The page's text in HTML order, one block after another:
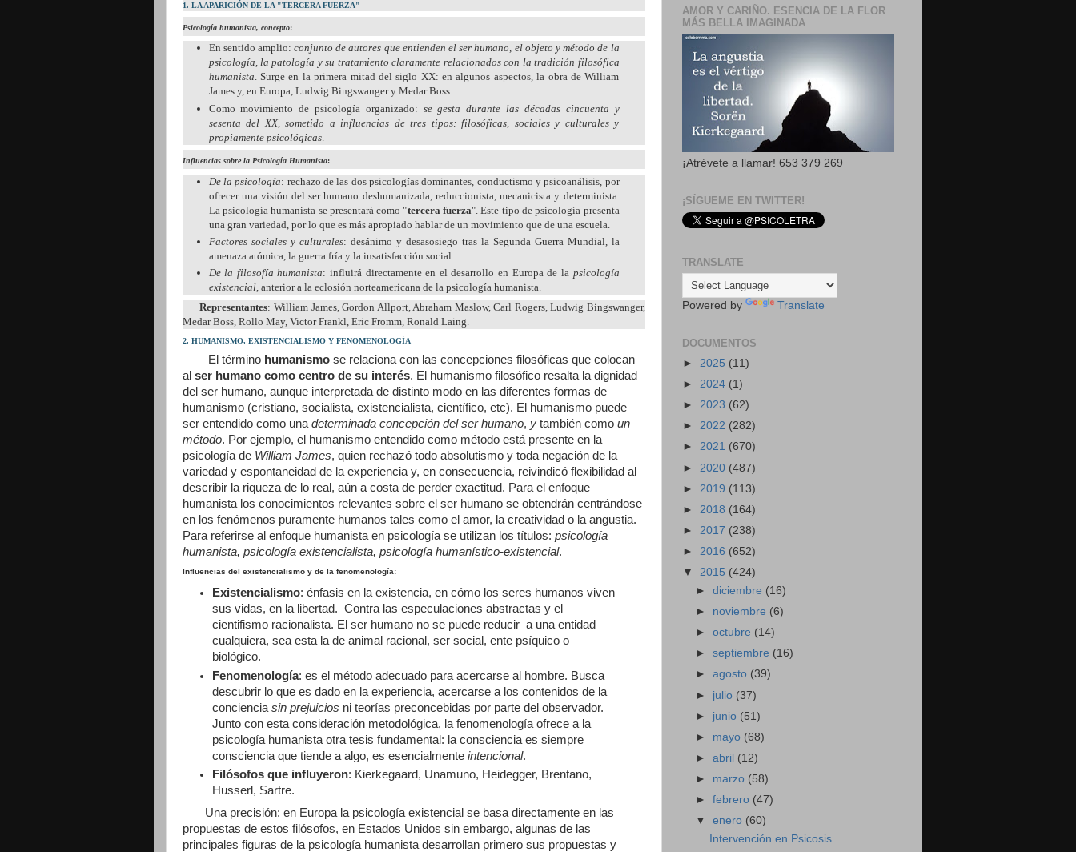
1. LA APARICIÓN DE LA "TERCERA FUERZA"
Psicología humanista, concepto:
En sentido amplio:conjunto de autores que entienden el ser humano, el objeto y método de la
psicología, la patología y su tratamiento claramente relacionados con la tradición filosófica
humanista. Surge en la primera mitad del siglo XX: en algunos aspectos, la obra de William
James y, en Europa, Ludwig Bingswanger y Medar Boss.
Como movimiento de psicología organizado: se gesta durante las décadas cincuenta y
sesenta del XX, sometido a influencias de tres tipos: filosóficas, sociales y culturales y
propiamente psicológicas.
Influencias sobre la Psicología Humanista:
De la psicología: rechazo de las dos psicologías dominantes, conductismo y psicoanálisis, por
ofrecer una visión del ser humano deshumanizada, reduccionista, mecanicista y determinista.
La psicología humanista se presentará como "tercera fuerza". Este tipo de psicología presenta
una gran variedad, por lo que es más apropiado hablar de un movimiento que de una escuela.
Factores sociales y culturales: desánimo y desasosiego tras la Segunda Guerra Mundial, la
amenaza atómica, la guerra fría y la insatisfacción social.
De la filosofía humanista: influirá directamente en el desarrollo en Europa de la psicología
existencial, anterior a la eclosión norteamericana de la psicología humanista.
Representantes: William James, Gordon Allport, Abraham Maslow, Carl Rogers, Ludwig Bingswanger,
Medar Boss, Rollo May, Victor Frankl, Eric Fromm, Ronald Laing.
2. HUMANISMO, EXISTENCIALISMO Y FENOMENOLOGÍA
El término humanismo se relaciona con las concepciones filosóficas que colocan
al ser humano como centro de su interés. El humanismo filosófico resalta la dignidad
del ser humano, aunque interpretada de distinto modo en las diferentes formas de
humanismo (cristiano, socialista, existencialista, científico, etc). El humanismo puede
ser entendido como una determinada concepción del ser humano, y también como un
método. Por ejemplo, el humanismo entendido como método está presente en la
psicología de William James, quien rechazó todo absolutismo y toda negación de la
variedad y espontaneidad de la experiencia y, en consecuencia, reivindicó flexibilidad al
describir la riqueza de lo real, aún a costa de perder exactitud. Para el enfoque
humanista los conocimientos relevantes sobre el ser humano se obtendrán centrándose
en los fenómenos puramente humanos tales como el amor, la creatividad o la angustia.
Para referirse al enfoque humanista en psicología se utilizan los títulos: psicología
humanista, psicología existencialista, psicología humanístico-existencial.
Influencias del existencialismo y de la fenomenología:
Existencialismo: énfasis en la existencia, en cómo los seres humanos viven
sus vidas, en la libertad. Contra las especulaciones abstractas y el
cientifismo racionalista. El ser humano no se puede reducir a una entidad
cualquiera, sea esta la de animal racional, ser social, ente psíquico o
biológico.
Fenomenología: es el método adecuado para acercarse al hombre. Busca
descubrir lo que es dado en la experiencia, acercarse a los contenidos de la
concienciasin prejuicios ni teorías preconcebidas por parte del observador.
Junto con esta consideración metodológica, la fenomenología ofrece a la
psicología humanista otra tesis fundamental: la consciencia es siempre
consciencia que tiende a algo, es esencialmenteintencional.
Filósofos que influyeron: Kierkegaard, Unamuno, Heidegger, Brentano,
Husserl, Sartre.
Una precisión: en Europa la psicología existencial se basa directamente en las
propuestas de estos filósofos, en Estados Unidos sin embargo, algunas de las
principales figuras de la psicología humanista desarrollan primero sus propuestas y
AMOR Y CARIÑO. ESENCIA DE LA FLOR
MÁS BELLA IMAGINADA
¡Atrévete a llamar! 653 379 269
¡SÍGUEME EN TWITTER!
TRANSLATE
Powered by Translate
DOCUMENTOS
► 2025 (11)
► 2024 (1)
► 2023 (62)
► 2022 (282)
► 2021 (670)
► 2020 (487)
► 2019 (113)
► 2018 (164)
► 2017 (238)
► 2016 (652)
▼ 2015 (424)
►diciembre (16)
► noviembre (6)
►octubre (14)
►septiembre (16)
►agosto (39)
► julio (37)
► junio (51)
► mayo (68)
►abril (12)
► marzo (58)
►febrero (47)
▼enero (60)
Intervención en Psicosis